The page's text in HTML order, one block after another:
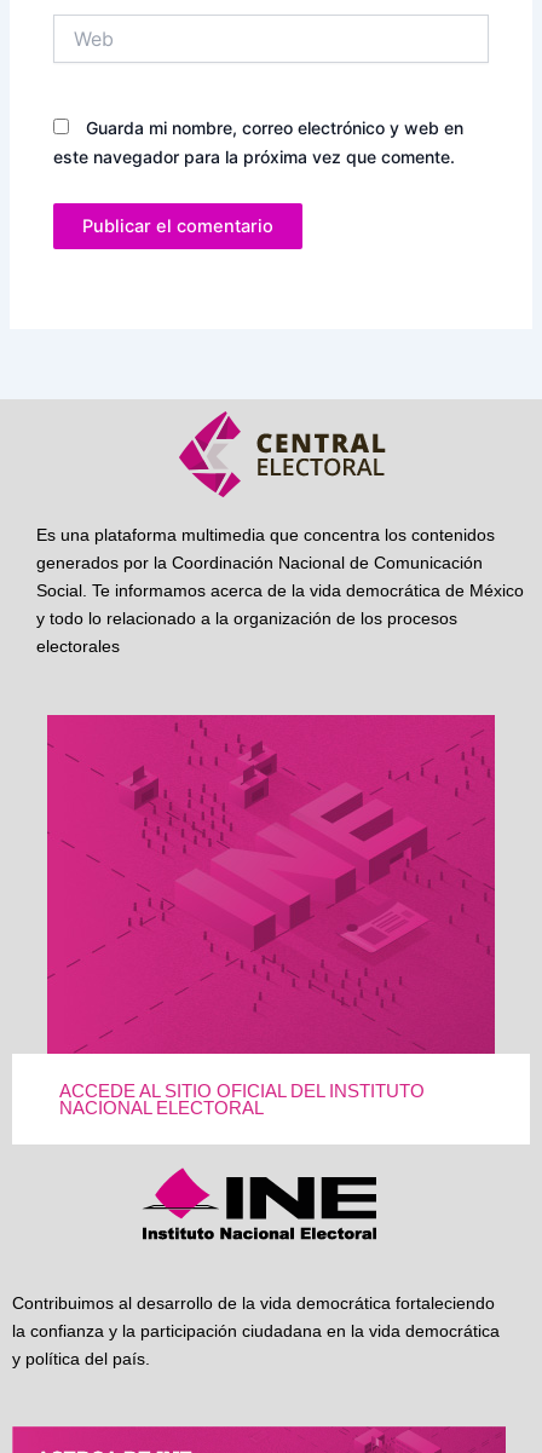
Guarda mi nombre, correo electrónico y web en
este navegador para la próxima vez que comente.
Es una plataforma multimedia que concentra los contenidos
generados por la Coordinación Nacional de Comunicación
Social. Te informamos acerca de la vida democrática de México
y todo lo relacionado a la organización de los procesos
electorales
ACCEDE AL SITIO OFICIAL DEL INSTITUTO
NACIONAL ELECTORAL
Contribuimos al desarrollo de la vida democrática fortaleciendo
la confianza y la participación ciudadana en la vida democrática
y política del país.